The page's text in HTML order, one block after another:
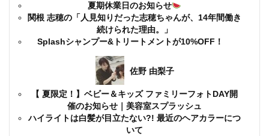
夏期休業日のお知らせ
関根 志穂の「人見知りだった志穂ちゃんが、14年間働き
続けられた理由。」
Splashシャンプー&トリートメントが10%OFF！
佐野 由梨子
【 夏限定！】ベビー＆キッズ ファミリーフォトDAY開
催のお知らせ｜美容室スプラッシュ
ハイライトは白髪が目立たない?! 最近のヘアカラーにつ
いて